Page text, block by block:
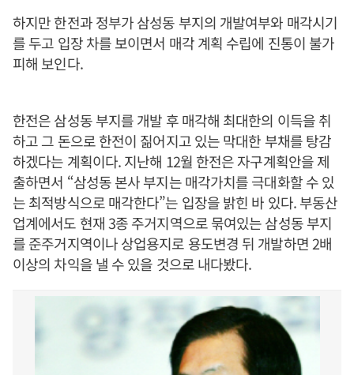
하지만 한전과 정부가 삼성동 부지의 개발여부와 매각시기
를 두고 입장 차를 보이면서 매각 계획 수립에 진통이 불가
피해 보인다.
한전은 삼성동 부지를 개발 후 매각해 최대한의 이득을 취
하고 그 돈으로 한전이 짊어지고 있는 막대한 부채를 탕감
하겠다는 계획이다. 지난해 12월 한전은 자구계획안을 제
출하면서 “삼성동 본사 부지는 매각가치를 극대화할 수 있
는 최적방식으로 매각한다”는 입장을 밝힌 바 있다. 부동산
업계에서도 현재 3종 주거지역으로 묶여있는 삼성동 부지
를 준주거지역이나 상업용지로 용도변경 뒤 개발하면 2배
이상의 차익을 낼 수 있을 것으로 내다봤다.